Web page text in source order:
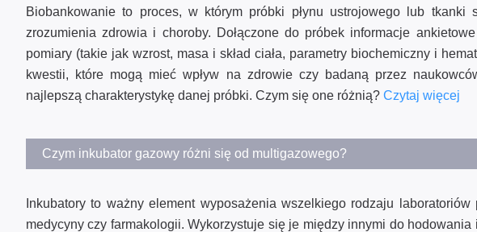
Biobankowanie to proces, w którym próbki płynu ustrojowego lub
zrozumienia zdrowia i choroby. Dołączone do próbek informacje
pomiary (takie jak wzrost, masa i skład ciała, parametry biochemiczny i
kwestii, które mogą mieć wpływ na zdrowie czy badaną przez
najlepszą charakterystykę danej próbki. Czym się one różnią? Czytaj więcej
Czym inkubator gazowy różni się od multigazowego?
Inkubatory to ważny element wyposażenia wszelkiego rodzaju
medycyny czy farmakologii. Wykorzystuje się je między innymi do